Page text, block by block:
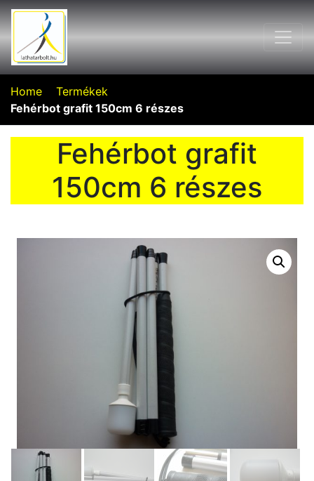
Home
Termékek
Fehérbot grafit 150cm 6 részes
Fehérbot grafit
150cm 6 részes